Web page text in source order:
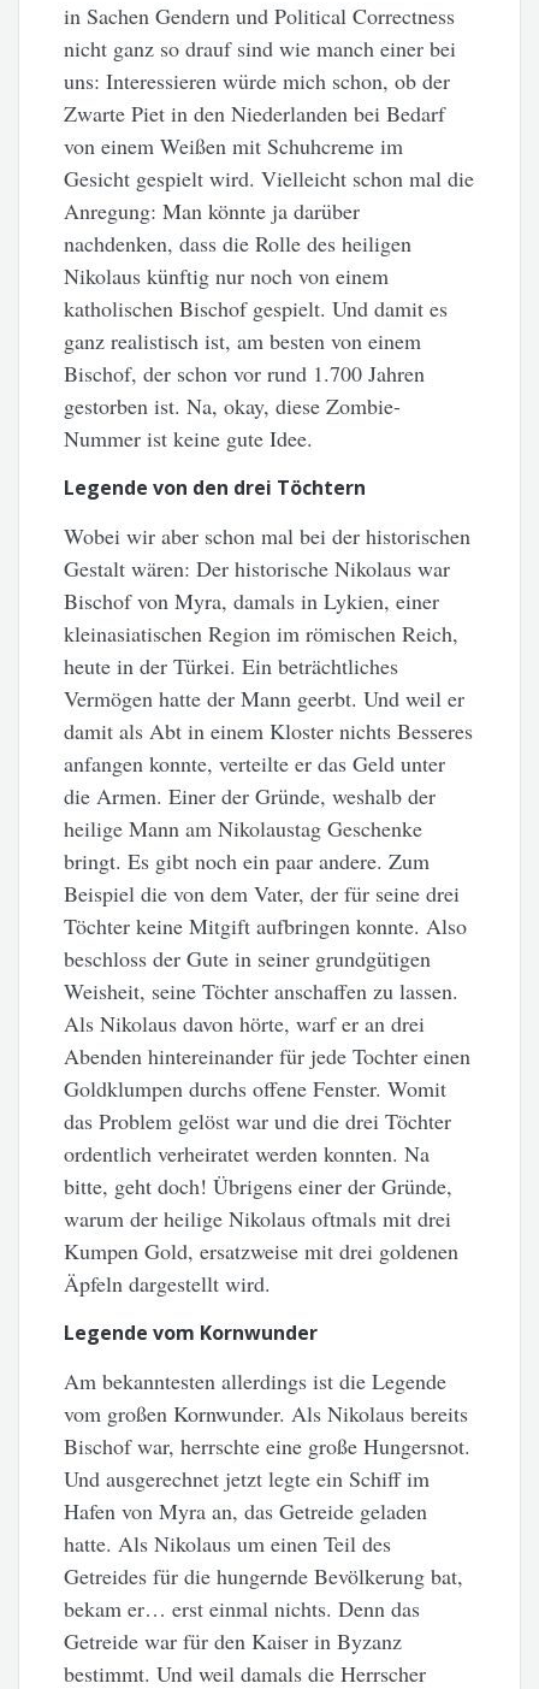
in Sachen Gendern und Political Correctness
nicht ganz so drauf sind wie manch einer bei
uns: Interessieren würde mich schon, ob der
Zwarte Piet in den Niederlanden bei Bedarf
von einem Weißen mit Schuhcreme im
Gesicht gespielt wird. Vielleicht schon mal die
Anregung: Man könnte ja darüber
nachdenken, dass die Rolle des heiligen
Nikolaus künftig nur noch von einem
katholischen Bischof gespielt. Und damit es
ganz realistisch ist, am besten von einem
Bischof, der schon vor rund 1.700 Jahren
gestorben ist. Na, okay, diese Zombie-
Nummer ist keine gute Idee.
Legende von den drei Töchtern
Wobei wir aber schon mal bei der historischen
Gestalt wären: Der historische Nikolaus war
Bischof von Myra, damals in Lykien, einer
kleinasiatischen Region im römischen Reich,
heute in der Türkei. Ein beträchtliches
Vermögen hatte der Mann geerbt. Und weil er
damit als Abt in einem Kloster nichts Besseres
anfangen konnte, verteilte er das Geld unter
die Armen. Einer der Gründe, weshalb der
heilige Mann am Nikolaustag Geschenke
bringt. Es gibt noch ein paar andere. Zum
Beispiel die von dem Vater, der für seine drei
Töchter keine Mitgift aufbringen konnte. Also
beschloss der Gute in seiner grundgütigen
Weisheit, seine Töchter anschaffen zu lassen.
Als Nikolaus davon hörte, warf er an drei
Abenden hintereinander für jede Tochter einen
Goldklumpen durchs offene Fenster. Womit
das Problem gelöst war und die drei Töchter
ordentlich verheiratet werden konnten. Na
bitte, geht doch! Übrigens einer der Gründe,
warum der heilige Nikolaus oftmals mit drei
Kumpen Gold, ersatzweise mit drei goldenen
Äpfeln dargestellt wird.
Legende vom Kornwunder
Am bekanntesten allerdings ist die Legende
vom großen Kornwunder. Als Nikolaus bereits
Bischof war, herrschte eine große Hungersnot.
Und ausgerechnet jetzt legte ein Schiff im
Hafen von Myra an, das Getreide geladen
hatte. Als Nikolaus um einen Teil des
Getreides für die hungernde Bevölkerung bat,
bekam er… erst einmal nichts. Denn das
Getreide war für den Kaiser in Byzanz
bestimmt. Und weil damals die Herrscher